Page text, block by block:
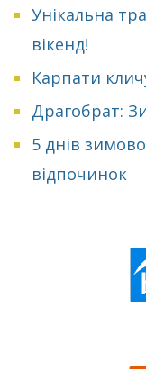
Унікальна
вікенд!
Карпати
Драгобрат:
5 днів
відпочинок